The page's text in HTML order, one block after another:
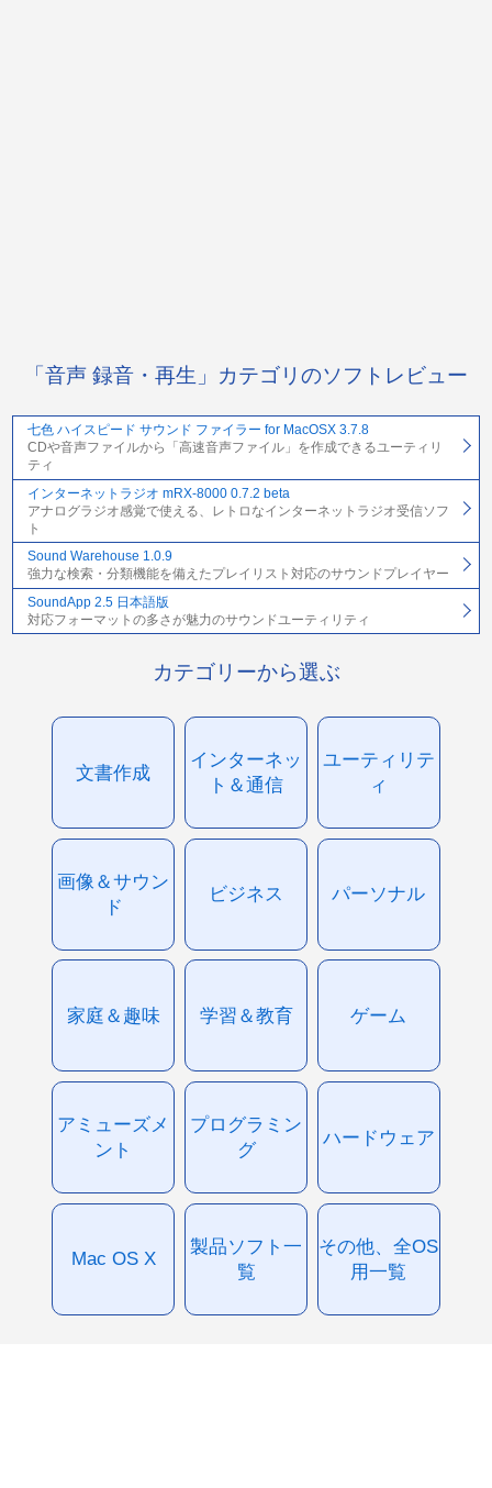
「音声 録音・再生」カテゴリのソフトレビュー
七色 ハイスピード サウンド ファイラー for MacOSX 3.7.8
CDや音声ファイルから「高速音声ファイル」を作成できるユーティリ
ティ
インターネットラジオ mRX-8000 0.7.2 beta
アナログラジオ感覚で使える、レトロなインターネットラジオ受信ソフ
ト
Sound Warehouse 1.0.9
強力な検索・分類機能を備えたプレイリスト対応のサウンドプレイヤー
SoundApp 2.5 日本語版
対応フォーマットの多さが魅力のサウンドユーティリティ
カテゴリーから選ぶ
文書作成
インターネッ
ト＆通信
ユーティリテ
ィ
画像＆サウン
ド
ビジネス パーソナル
家庭＆趣味 学習＆教育 ゲーム
アミューズメ
ント
プログラミン
グ
ハードウェア
Mac OS X
製品ソフト一
覧
その他、全OS
用一覧